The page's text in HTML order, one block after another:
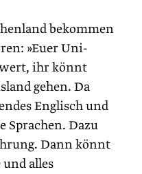
bekommen
»Euer Uni-
ihr könnt
gehen. Da
Englisch und
Sprachen. Dazu
Dann könnt
alles